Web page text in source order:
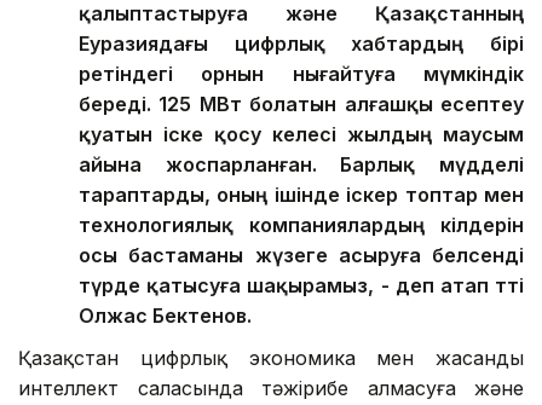
қалыптастыруға және Қазақстанның
Еуразиядағы цифрлық хабтардың бірі
ретіндегі орнын нығайтуға мүмкіндік
береді. 125 МВт болатын алғашқы есептеу
қуатын іске қосу келесі жылдың маусым
айына жоспарланған. Барлық мүдделі
тараптарды, оның ішінде іскер топтар мен
технологиялық компаниялардың өкілдерін
осы бастаманы жүзеге асыруға белсенді
түрде қатысуға шақырамыз, - деп атап өтті
Олжас Бектенов.
Қазақстан цифрлық экономика мен жасанды
интеллект саласында тәжірибе алмасуға және